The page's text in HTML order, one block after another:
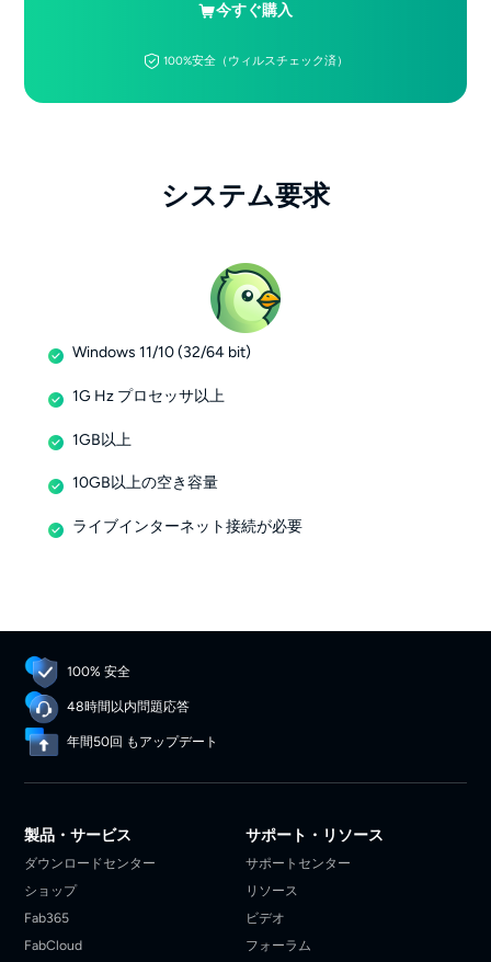
今すぐ購入
100%安全（ウィルスチェック済）
システム要求
Windows 11/10 (32/64 bit)
1G Hz プロセッサ以上
1GB以上
10GB以上の空き容量
ライブインターネット接続が必要
100% 安全
48時間以内問題応答
年間50回 もアップデート
製品・サービス
ダウンロードセンター
ショップ
Fab365
FabCloud
サポート・リソース
サポートセンター
リソース
ビデオ
フォーラム